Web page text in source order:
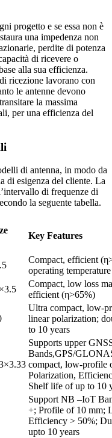
progetto e se essa non è
una impedenza non
perdite di potenza
di ricevere o
alla sua efficienza.
ricezione lavorano con
le antenne devono
la massima
per una efficienza del
di antenna, in modo da
di esigenza del cliente. La
di frequenze di
la seguente tabella.
Key Features
Compact, efficient
operating temperature
Compact, low loss
efficient (η>65%)
Ultra compact, low-
linear polarization;
to 10 years
Supports upper
Bands,GPS/
compact, low-profile
Polarization,
Shelf life of up to 10
Support NB –IoT
+; Profile of 10 mm;
Efficiency > 50%;
upto 10 years